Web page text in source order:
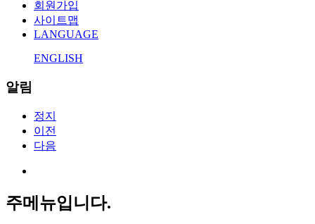
회원가입
사이트맵
LANGUAGE
ENGLISH
알림
정지
이전
다음
주메뉴입니다.